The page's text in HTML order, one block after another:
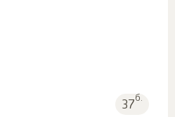
37б.